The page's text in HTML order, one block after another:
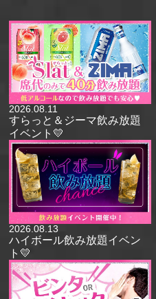
2026.08.11
すらっと＆ジーマ飲み放題
イベント💛
2026.08.13
ハイボール飲み放題イベン
ト💛